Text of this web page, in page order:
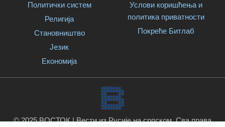
Политички систем
Религија
Становништво
Језик
Економија
Услови коришћења и
политика приватности
Покреће Битлаб
© 2025 ВОСТОК | Вести из Русије на српском. Сва права